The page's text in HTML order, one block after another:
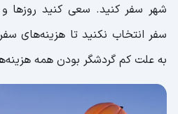
شهر سفر کنید. سعی کنید روزها و
سفر انتخاب نکنید تا هزینه‌های
به علت کم گردشگر بودن همه